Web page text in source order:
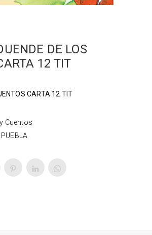
DE LOS
12 TIT
CARTA 12 TIT
Cuentos